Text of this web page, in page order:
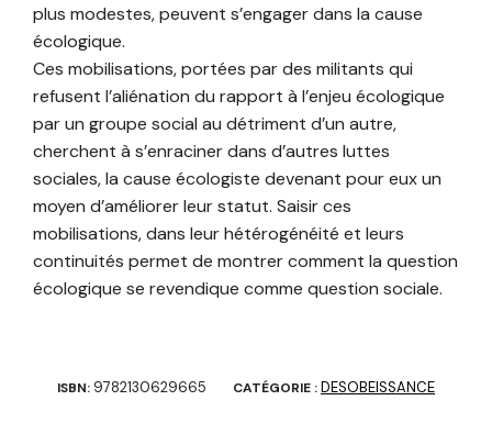
plus modestes, peuvent s’engager dans la cause
écologique.
Ces mobilisations, portées par des militants qui
refusent l’aliénation du rapport à l’enjeu écologique
par un groupe social au détriment d’un autre,
cherchent à s’enraciner dans d’autres luttes
sociales, la cause écologiste devenant pour eux un
moyen d’améliorer leur statut. Saisir ces
mobilisations, dans leur hétérogénéité et leurs
continuités permet de montrer comment la question
écologique se revendique comme question sociale.
ISBN: 9782130629665 CATÉGORIE :DESOBEISSANCE